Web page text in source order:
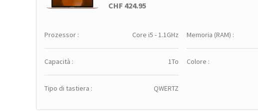
CHF 424.95
Prozessor : Core i5 - 1.1GHz Memoria (RAM) :
Capacità : 1To Colore :
Tipo di tastiera : QWERTZ